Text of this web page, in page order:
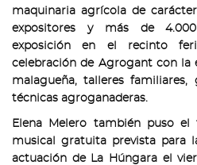
maquinaria agrícola de
expositores y más de
exposición en el recinto
celebración de Agrogant con la
malagueña, talleres familiares,
técnicas agroganaderas.
Elena Melero también puso
musical gratuita prevista para
actuación de La Húngara el